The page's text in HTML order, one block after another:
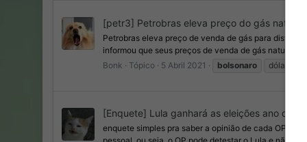
[petr3] Petrobras eleva preço do gás natural
Petrobras eleva preço de venda de gás para
informou que seus preços de venda de gás natural
Bonk
Tópico 5 Abril 2021 bolsonaro dólar
[Enquete] Lula ganhará as eleições ano que
enquete simples pra saber a opinião de cada OP